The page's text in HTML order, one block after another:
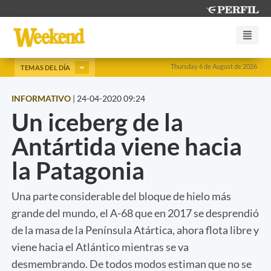
Thursday 6 de August de 2026
TEMAS DEL DÍA
INFORMATIVO | 24-04-2020 09:24
Un iceberg de la
Antártida viene hacia
la Patagonia
Una parte considerable del bloque de hielo más
grande del mundo, el A-68 que en 2017 se desprendió
de la masa de la Península Atártica, ahora flota libre y
viene hacia el Atlántico mientras se va
desmembrando. De todos modos estiman que no se